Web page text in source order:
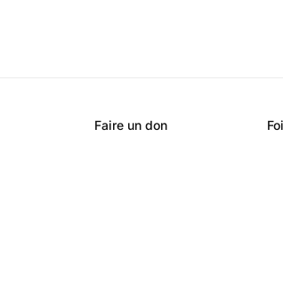
Faire un don